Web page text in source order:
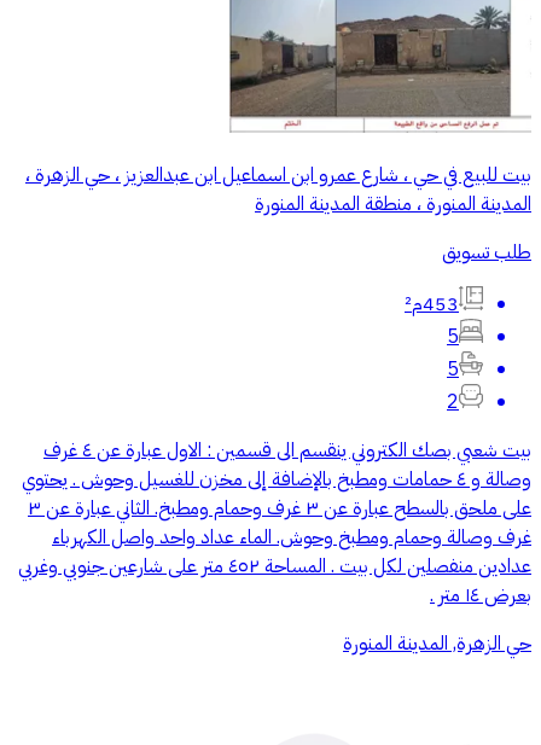
بيت للبيع في حي ، شارع عمرو ابن اسماعيل ابن عبدالعزيز ، حي الزهرة ،
المدينة المنورة ، منطقة المدينة المنورة
طلب تسويق
453م²
5
5
2
بيت شعبي بصك الكتروني ينقسم الى قسمين : الاول عبارة عن ٤ غرف
وصالة و ٤ حمامات ومطبخ بالإضافة إلى مخزن للغسيل وحوش . يحتوي
على ملحق بالسطح عبارة عن ٣ غرف وحمام ومطبخ. الثاني عبارة عن ٣
غرف وصالة وحمام ومطبخ وحوش. الماء عداد واحد واصل الكهرباء
عدادين منفصلين لكل بيت . المساحة ٤٥٢ متر على شارعين جنوبي وغربي
بعرض ١٤ متر .
حي الزهرة, المدينة المنورة